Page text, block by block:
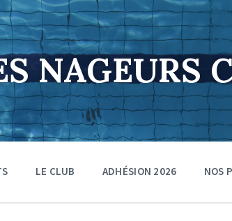
NAGEURS
LE CLUB ADHÉSION 2026 NOS